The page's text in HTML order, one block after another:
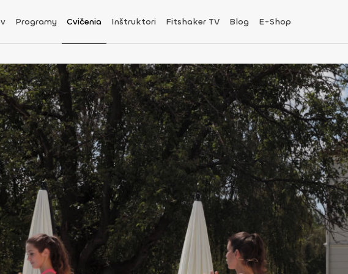
Programy Cvičenia Inštruktori Fitshaker TV Blog E-Shop